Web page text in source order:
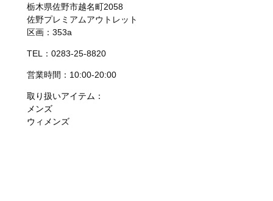
栃木県佐野市越名町2058
佐野プレミアムアウトレット
区画：353a
TEL：0283-25-8820
営業時間：10:00-20:00
取り扱いアイテム：
メンズ
ウィメンズ